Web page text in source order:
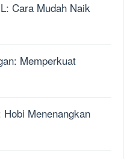
Cara Mudah Naik
Memperkuat
Menenangkan